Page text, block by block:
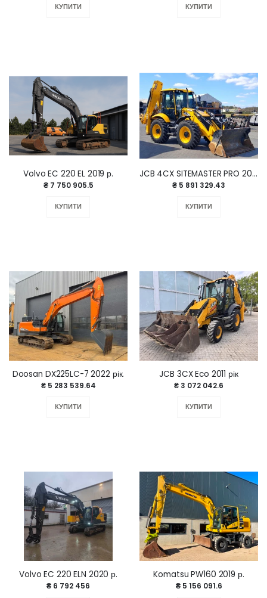
КУПИТИ КУПИТИ
Volvo EC 220 EL 2019 р.
₴ 7 750 905.5
КУПИТИ
JCB 4CX SITEMASTER PRO 2022 рік.
₴ 5 891 329.43
КУПИТИ
Doosan DX225LC-7 2022 рік.
₴ 5 283 539.64
КУПИТИ
JCB 3CX Eco 2011 рік
₴ 3 072 042.6
КУПИТИ
Volvo EC 220 ELN 2020 р.
₴ 6 792 456
Komatsu PW160 2019 р.
₴ 5 156 091.6